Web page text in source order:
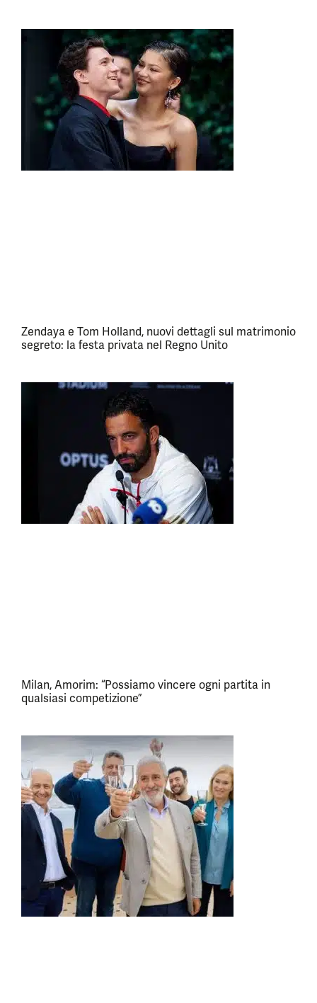
Zendaya e Tom Holland, nuovi dettagli sul matrimonio
segreto: la festa privata nel Regno Unito
Milan, Amorim: “Possiamo vincere ogni partita in
qualsiasi competizione”